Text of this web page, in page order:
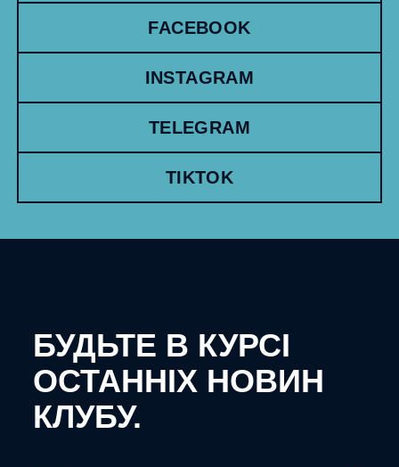
FACEBOOK
INSTAGRAM
TELEGRAM
TIKTOK
БУДЬТЕ В КУРСІ
ОСТАННІХ НОВИН
КЛУБУ.